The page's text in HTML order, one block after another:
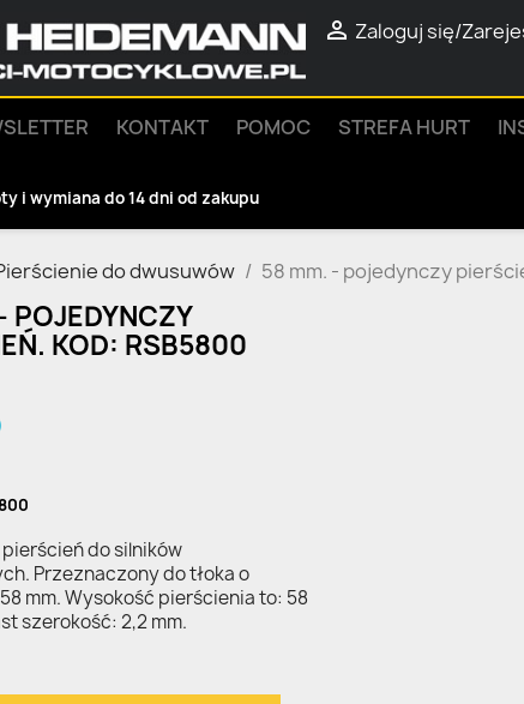
 Zaloguj się/
KONTAKT POMOC STREFA HURT
i wymiana do 14 dni od zakupu
do dwusuwów 58 mm. - pojedynczy
POJEDYNCZY
KOD: RSB5800
do silników
Przeznaczony do tłoka o
mm. Wysokość pierścienia to: 58
szerokość: 2,2 mm.